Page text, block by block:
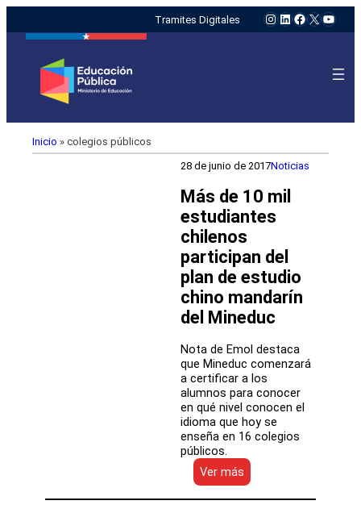
Tramites Digitales Instagram
LinkedIn
Facebook
X
Inicio » colegios públicos
28 de junio de 2017Noticias
Más de 10 mil
estudiantes
chilenos
participan del
plan de estudio
chino mandarín
del Mineduc
Nota de Emol destaca
que Mineduc comenzará
a certificar a los
alumnos para conocer
en qué nivel conocen el
idioma que hoy se
enseña en 16 colegios
públicos.
Ver más
Más
de